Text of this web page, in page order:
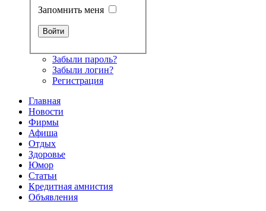
Запомнить меня
Забыли пароль?
Забыли логин?
Регистрация
Главная
Новости
Фирмы
Афиша
Отдых
Здоровье
Юмор
Статьи
Кредитная амнистия
Объявления